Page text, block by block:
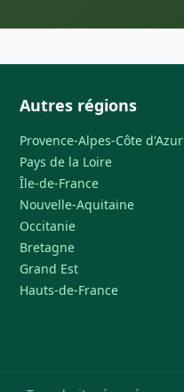
Autres régions
Provence-Alpes-Côte d'Azur
Pays de la Loire
Île-de-France
Nouvelle-Aquitaine
Occitanie
Bretagne
Grand Est
Hauts-de-France